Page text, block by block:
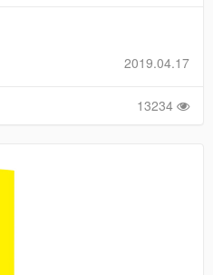
2019.04.17
13234